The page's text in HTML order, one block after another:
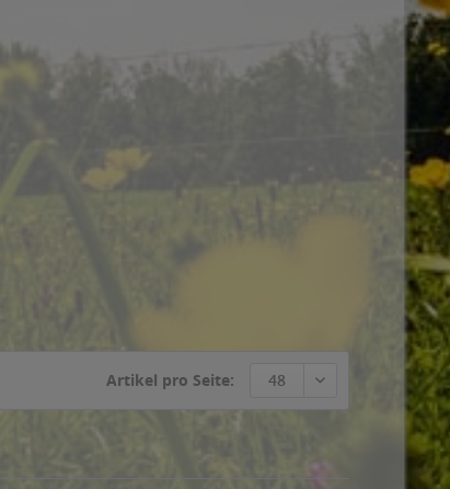
Artikel pro Seite: 48